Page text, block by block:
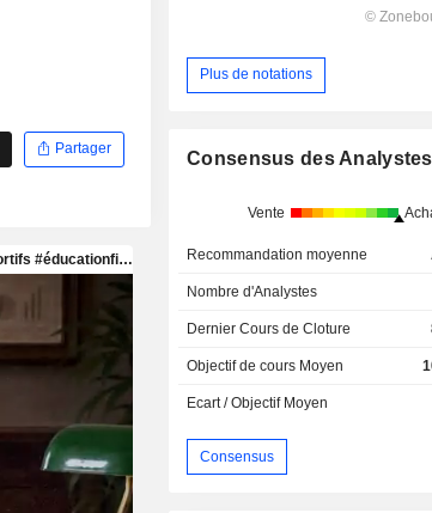
Partager
Plus de notations
Consensus des Analystes
Vente
Recommandation moyenne
Nombre d'Analystes
Dernier Cours de Cloture
Objectif de cours Moyen
Ecart / Objectif Moyen
Consensus